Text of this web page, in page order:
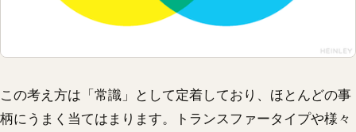
この考え方は「常識」として定着しており、ほとんどの事
柄にうまく当てはまります。トランスファータイプや様々